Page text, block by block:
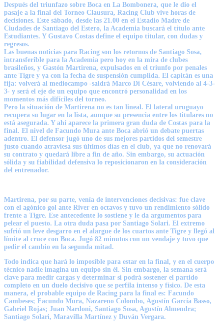
Después del triunfazo sobre Boca en La Bombonera, que le dio el
pasaje a la final del Torneo Clausura, Racing Club vive horas de
decisiones. Este sábado, desde las 21.00 en el Estadio Madre de
Ciudades de Santiago del Estero, la Academia buscará el título ante
Estudiantes. Y Gustavo Costas define el equipo titular, con dudas y
regresos.
Las buenas noticias para Racing son los retornos de Santiago Sosa,
intransferible para la Academia pero hoy en la mira de clubes
brasileños, y Gastón Martirena, expulsados en el triunfo por penales
ante Tigre y ya con la fecha de suspensión cumplida. El capitán es una
fija: volverá al mediocampo -saldrá Marco Di Césare, volviendo al 4-3-
3- y será el eje de un equipo que encontró personalidad en los
momentos más difíciles del torneo.
Pero la situación de Martirena no es tan lineal. El lateral uruguayo
recupera su lugar en la lista, aunque su presencia entre los titulares no
está asegurada. Y ahí aparece la primera gran duda de Costas para la
final. El nivel de Facundo Mura ante Boca abrió un debate puertas
adentro. El defensor jugó uno de sus mejores partidos del semestre
justo cuando atraviesa sus últimos días en el club, ya que no renovará
su contrato y quedará libre a fin de año. Sin embargo, su actuación
sólida y su fiabilidad defensiva lo reposicionaron en la consideración
del entrenador.
Martirena, por su parte, venía de intervenciones decisivas: fue clave
con el agónico gol ante River en octavos y tuvo un rendimiento sólido
frente a Tigre. Ese antecedente lo sostiene y le da argumentos para
pelear el puesto. La otra duda pasa por Santiago Solari. El extremo
sufrió un leve desgarro en el alargue de los cuartos ante Tigre y llegó al
límite al cruce con Boca. Jugó 82 minutos con un vendaje y tuvo que
pedir el cambio en la segunda mitad.
Todo indica que hará lo imposible para estar en la final, y en el cuerpo
técnico nadie imagina un equipo sin él. Sin embargo, la semana será
clave para medir cargas y determinar si podrá sostener el partido
completo en un duelo decisivo que se perfila intenso y físico. De esta
manera, el probable equipo de Racing para la final es: Facundo
Cambeses; Facundo Mura, Nazareno Colombo, Agustín García Basso,
Gabriel Rojas; Juan Nardoni, Santiago Sosa, Agustín Almendra;
Santiago Solari, Maravilla Martínez y Duván Vergara.